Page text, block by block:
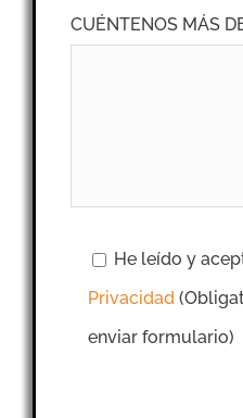
CUÉNTENOS MÁS
He leído y
Privacidad
enviar formulario)